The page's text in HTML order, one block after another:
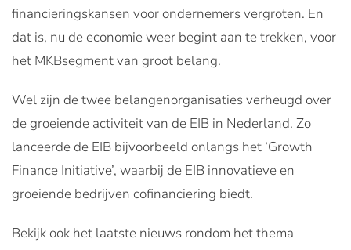
financieringskansen voor ondernemers vergroten. En
dat is, nu de economie weer begint aan te trekken, voor
het MKBsegment van groot belang.
Wel zijn de twee belangenorganisaties verheugd over
de groeiende activiteit van de EIB in Nederland. Zo
lanceerde de EIB bijvoorbeeld onlangs het ‘Growth
Finance Initiative’, waarbij de EIB innovatieve en
groeiende bedrijven cofinanciering biedt.
Bekijk ook het laatste nieuws rondom het thema